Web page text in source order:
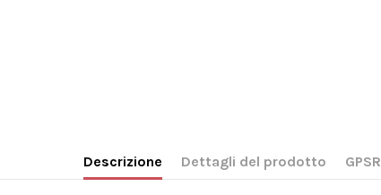
Descrizione Dettagli del prodotto GPSR